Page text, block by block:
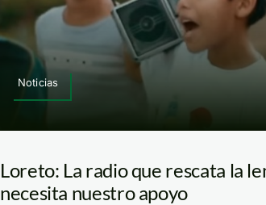
Noticias
Loreto: La radio que rescata la
necesita nuestro apoyo